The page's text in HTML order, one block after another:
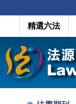
精選六法